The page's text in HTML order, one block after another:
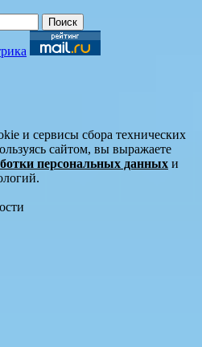
и сервисы сбора технических
сайтом, вы выражаете
персональных данных и